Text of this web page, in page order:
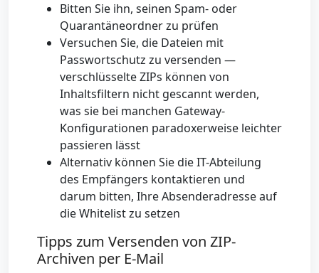
Bitten Sie ihn, seinen Spam- oder
Quarantäneordner zu prüfen
Versuchen Sie, die Dateien mit
Passwortschutz zu versenden —
verschlüsselte ZIPs können von
Inhaltsfiltern nicht gescannt werden,
was sie bei manchen Gateway-
Konfigurationen paradoxerweise leichter
passieren lässt
Alternativ können Sie die IT-Abteilung
des Empfängers kontaktieren und
darum bitten, Ihre Absenderadresse auf
die Whitelist zu setzen
Tipps zum Versenden von ZIP-
Archiven per E-Mail